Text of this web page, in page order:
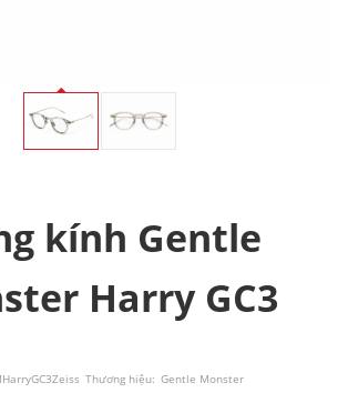
kính Gentle
Harry GC3
Thương hiệu: Gentle Monster